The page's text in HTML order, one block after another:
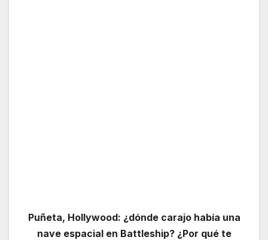
Puñeta, Hollywood: ¿dónde carajo había una
nave espacial en Battleship? ¿Por qué te